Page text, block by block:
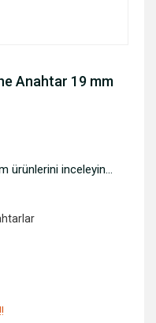
Anahtar 19 mm
ürünlerini inceleyin...